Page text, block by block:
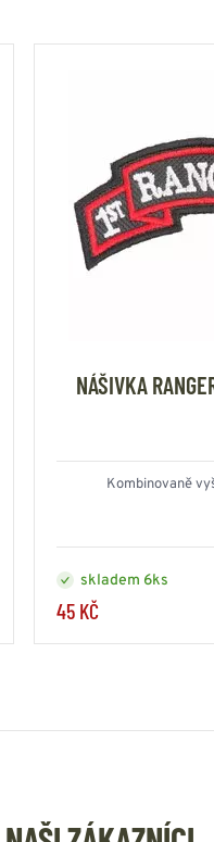
NÁŠIVKA
Kombinovaně
skladem 6ks
45 KČ